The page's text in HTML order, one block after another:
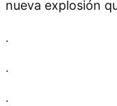
nueva explosión
.
.
.